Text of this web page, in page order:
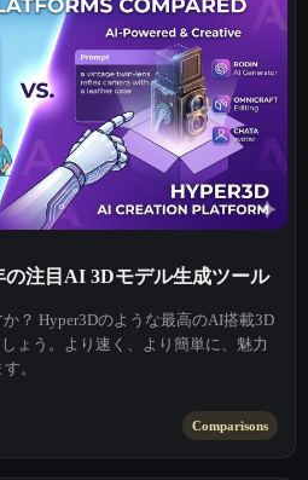
の注目AI 3Dモデル生成ツール
？ Hyper3Dのような最高のAI搭載3D
ょう。より速く、より簡単に、魅力
。
Comparisons